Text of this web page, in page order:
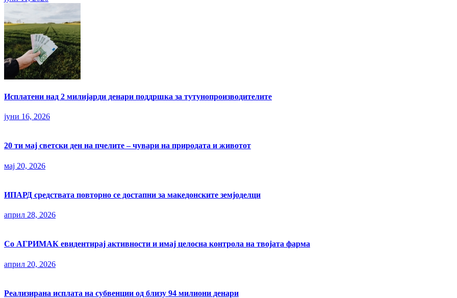
Исплатени над 2 милијарди денари поддршка за тутунопроизводителите
јуни 16, 2026
20 ти мај светски ден на пчелите – чувари на природата и животот
мај 20, 2026
ИПАРД средствата повторно се достапни за македонските земјоделци
април 28, 2026
Со АГРИМАК евидентирај активности и имај целосна контрола на твојата фарма
април 20, 2026
Реализирана исплата на субвенции од близу 94 милиони денари